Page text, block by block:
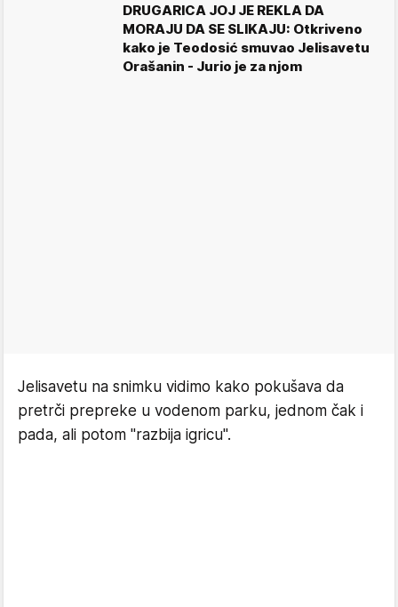
DRUGARICA JOJ JE REKLA DA
MORAJU DA SE SLIKAJU: Otkriveno
kako je Teodosić smuvao Jelisavetu
Orašanin - Jurio je za njom
Jelisavetu na snimku vidimo kako pokušava da
pretrči prepreke u vodenom parku, jednom čak i
pada, ali potom "razbija igricu".